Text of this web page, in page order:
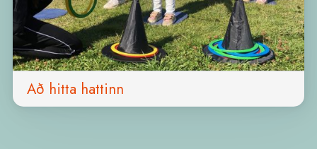
Að hitta hattinn